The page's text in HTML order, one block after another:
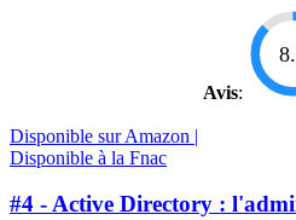
Avis:
Disponible sur Amazon |
Disponible à la Fnac
#4 - Active Directory :